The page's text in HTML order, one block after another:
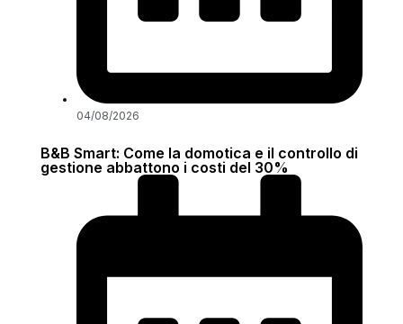
04/08/2026
B&B Smart: Come la domotica e il controllo di
gestione abbattono i costi del 30%